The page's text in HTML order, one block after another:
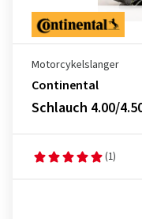
Motorcykelslanger
Continental
Schlauch 4.00/
(1)